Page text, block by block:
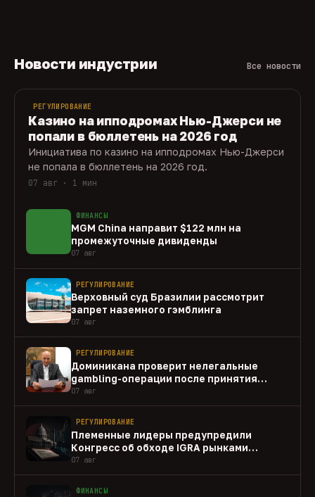
Новости индустрии Все новости
РЕГУЛИРОВАНИЕ
Казино на ипподромах Нью-Джерси не
попали в бюллетень на 2026 год
Инициатива по казино на ипподромах Нью-Джерси
не попала в бюллетень на 2026 год.
07 авг · 1 мин
ФИНАНСЫ
MGM China направит $122 млн на
промежуточные дивиденды
07 авг
РЕГУЛИРОВАНИЕ
Верховный суд Бразилии рассмотрит
запрет наземного гэмблинга
07 авг
РЕГУЛИРОВАНИЕ
Доминикана проверит нелегальные
gambling-операции после принятия
закона
07 авг
РЕГУЛИРОВАНИЕ
Племенные лидеры предупредили
Конгресс об обходе IGRA рынками
прогнозов
07 авг
ФИНАНСЫ